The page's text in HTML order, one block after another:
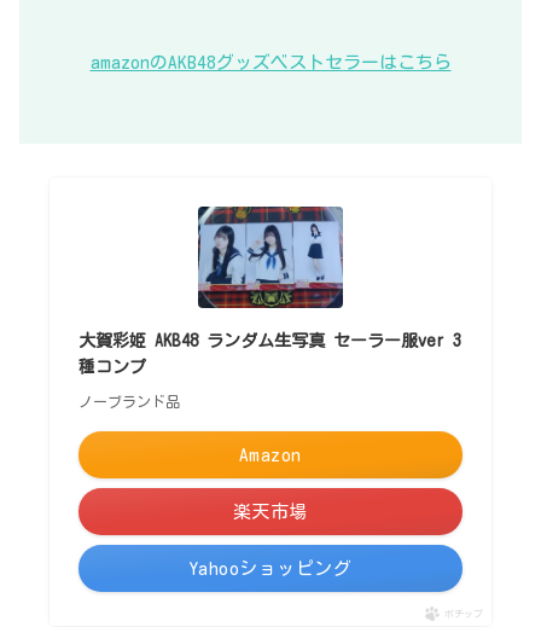
amazonのAKB48グッズベストセラーはこちら
大賀彩姫 AKB48 ランダム生写真 セーラー服ver 3
種コンプ
ノーブランド品
Amazon
楽天市場
Yahooショッピング
ポチップ